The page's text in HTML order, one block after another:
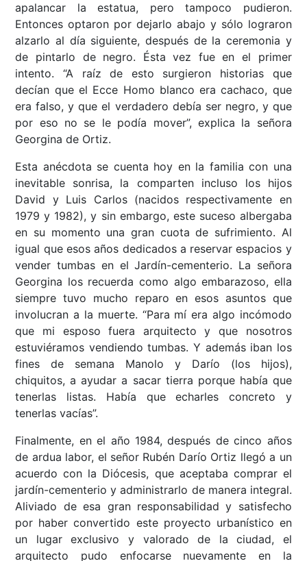
apalancar la estatua, pero tampoco pudieron.
Entonces optaron por dejarlo abajo y sólo lograron
alzarlo al día siguiente, después de la ceremonia y
de pintarlo de negro. Ésta vez fue en el primer
intento. “A raíz de esto surgieron historias que
decían que el Ecce Homo blanco era cachaco, que
era falso, y que el verdadero debía ser negro, y que
por eso no se le podía mover”, explica la señora
Georgina de Ortiz.
Esta anécdota se cuenta hoy en la familia con una
inevitable sonrisa, la comparten incluso los hijos
David y Luis Carlos (nacidos respectivamente en
1979 y 1982), y sin embargo, este suceso albergaba
en su momento una gran cuota de sufrimiento. Al
igual que esos años dedicados a reservar espacios y
vender tumbas en el Jardín-cementerio. La señora
Georgina los recuerda como algo embarazoso, ella
siempre tuvo mucho reparo en esos asuntos que
involucran a la muerte. “Para mí era algo incómodo
que mi esposo fuera arquitecto y que nosotros
estuviéramos vendiendo tumbas. Y además iban los
fines de semana Manolo y Darío (los hijos),
chiquitos, a ayudar a sacar tierra porque había que
tenerlas listas. Había que echarles concreto y
tenerlas vacías”.
Finalmente, en el año 1984, después de cinco años
de ardua labor, el señor Rubén Darío Ortiz llegó a un
acuerdo con la Diócesis, que aceptaba comprar el
jardín-cementerio y administrarlo de manera integral.
Aliviado de esa gran responsabilidad y satisfecho
por haber convertido este proyecto urbanístico en
un lugar exclusivo y valorado de la ciudad, el
arquitecto pudo enfocarse nuevamente en la